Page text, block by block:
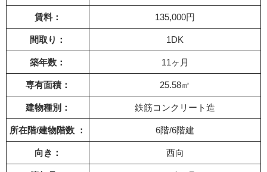
賃料： 135,000円
間取り： 1DK
築年数： 11ヶ月
専有面積： 25.58㎡
建物種別： 鉄筋コンクリート造
所在階/建物階数 ： 6階/6階建
向き： 西向